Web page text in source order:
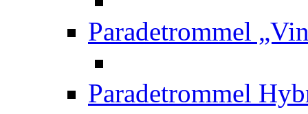
Paradetrommel
Paradetrommel